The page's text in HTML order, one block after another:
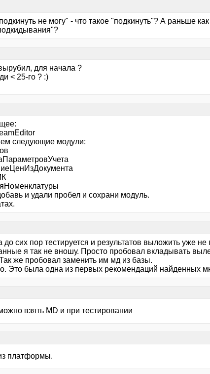
не могу" - что такое "подкинуть"? А раньше
для начала ?
< 25-го ? :)
следующие модули:
и удали пробел и сохрани модуль.
сих пор тестируется и результатов выложить уже не
я так не вношу. Просто пробовал вкладывать
же пробовал заменить им мд из базы.
Это была одна из первых рекомендаций найденных
взять MD и при тестировании
платформы.